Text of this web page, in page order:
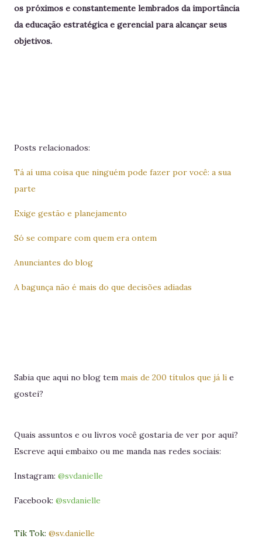
os próximos e constantemente lembrados da importância
da educação estratégica e gerencial para alcançar seus
objetivos.
Posts relacionados:
Tá aí uma coisa que ninguém pode fazer por você: a sua
parte
Exige gestão e planejamento
Só se compare com quem era ontem
Anunciantes do blog
A bagunça não é mais do que decisões adiadas
Sabia que aqui no blog tem mais de 200 títulos que já li e
gostei?
Quais assuntos e ou livros você gostaria de ver por aqui?
Escreve aqui embaixo ou me manda nas redes sociais:
Instagram: @svdanielle
Facebook: @svdanielle
Tik Tok: @sv.danielle